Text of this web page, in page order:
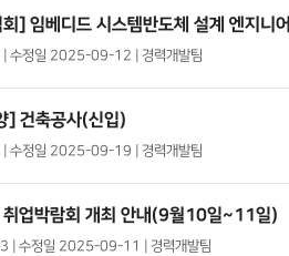
] 임베디드 시스템반도체 설계 엔지니어
정일 2025-09-12 | 경력개발팀
] 건축공사(신입)
정일 2025-09-19 | 경력개발팀
업박람회 개최 안내(9월10일~11일)
| 수정일 2025-09-11 | 경력개발팀